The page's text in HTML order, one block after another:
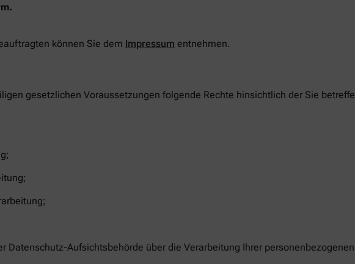
können Sie dem Impressum entnehmen.
gesetzlichen Voraussetzungen folgende Rechte hinsichtlich der Sie
Datenschutz-Aufsichtsbehörde über die Verarbeitung Ihrer